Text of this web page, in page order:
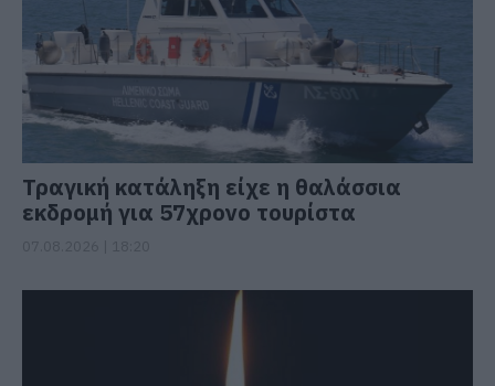
Τραγική κατάληξη είχε η θαλάσσια
εκδρομή για 57χρονο τουρίστα